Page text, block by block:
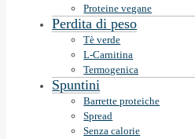
Proteine vegane
Perdita di peso
Tè verde
L-Carnitina
Termogenica
Spuntini
Barrette proteiche
Spread
Senza calorie